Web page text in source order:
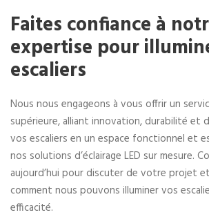
Faites confiance à
expertise pour
escaliers
Nous nous engageons à vous offrir un
supérieure, alliant innovation, durabilité et
vos escaliers en un espace fonctionnel et
nos solutions d’éclairage LED sur mesure.
aujourd’hui pour discuter de votre projet
comment nous pouvons illuminer vos
efficacité.